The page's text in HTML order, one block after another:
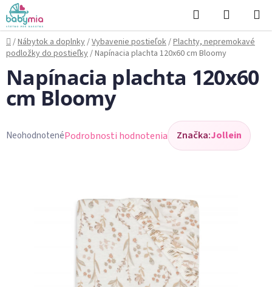
Prejsť
na
obsah
Hľadať
KOŠÍK
Domov
/Nábytok a doplnky/Vybavenie postieľok/Plachty, nepremokavé
podložky do postieľky/Napínacia plachta 120x60 cm Bloomy
Napínacia plachta 120x60
cm Bloomy
Priemerné
NeohodnotenéPodrobnosti hodnotenia Značka:Jollein